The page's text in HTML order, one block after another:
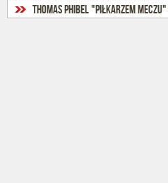
Thomas Phibel "Piłkarzem meczu"